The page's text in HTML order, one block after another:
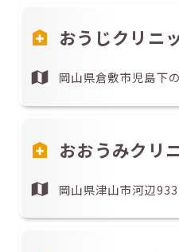
おうじクリニ
岡山県倉敷市児島下
おおうみクリ
岡山県津山市河辺